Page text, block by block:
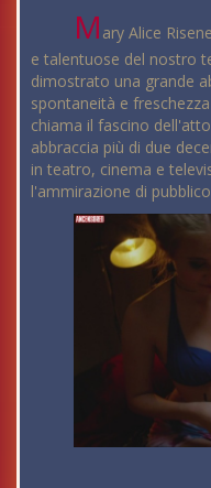
M ary Alice
e talentuose del nostro
dimostrato una grande
spontaneità e
chiama il fascino
abbraccia più di due
in teatro, cinema e
l'ammirazione di